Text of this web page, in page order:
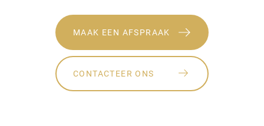
MAAK EEN AFSPRAAK
CONTACTEER ONS